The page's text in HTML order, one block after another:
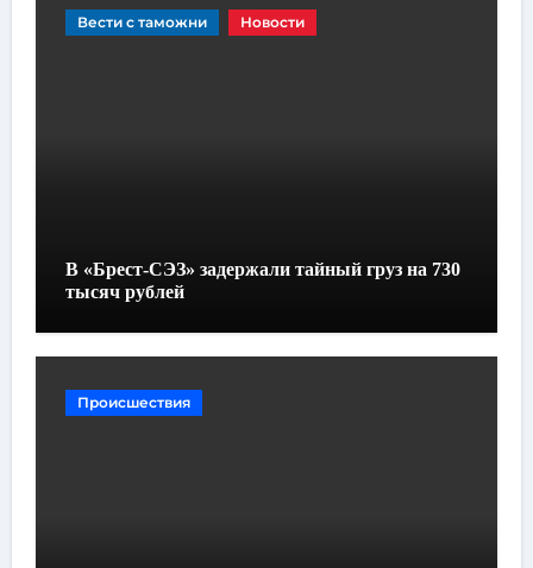
Вести с таможни Новости
В «Брест-СЭЗ» задержали тайный груз на 730
тысяч рублей
Происшествия